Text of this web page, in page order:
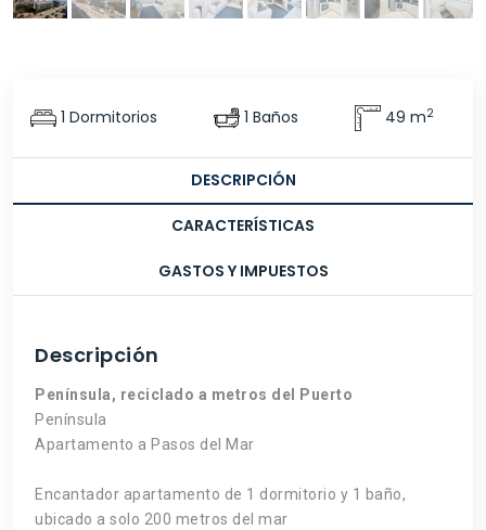
1 Dormitorios 1 Baños 49 m2
DESCRIPCIÓN
CARACTERÍSTICAS
GASTOS Y IMPUESTOS
Descripción
Península, reciclado a metros del Puerto
Península
Apartamento a Pasos del Mar
Encantador apartamento de 1 dormitorio y 1 baño,
ubicado a solo 200 metros del mar